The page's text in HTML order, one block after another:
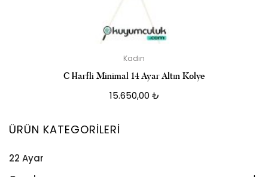
Kadın
C Harfli Minimal 14 Ayar Altın Kolye
15.650,00 ₺
ÜRÜN KATEGORILERI
22 Ayar